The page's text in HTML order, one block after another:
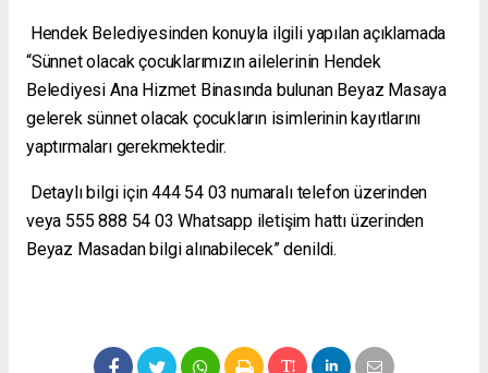
Hendek Belediyesinden konuyla ilgili yapılan açıklamada
“Sünnet olacak çocuklarımızın ailelerinin Hendek
Belediyesi Ana Hizmet Binasında bulunan Beyaz Masaya
gelerek sünnet olacak çocukların isimlerinin kayıtlarını
yaptırmaları gerekmektedir.
Detaylı bilgi için 444 54 03 numaralı telefon üzerinden
veya 555 888 54 03 Whatsapp iletişim hattı üzerinden
Beyaz Masadan bilgi alınabilecek” denildi.